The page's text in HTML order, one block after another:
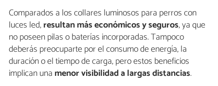
Comparados a los collares luminosos para perros con
luces led,resultan más económicos y seguros, ya que
no poseen pilas o baterías incorporadas. Tampoco
deberás preocuparte por el consumo de energía, la
duración o el tiempo de carga, pero estos beneficios
implican una menor visibilidad a largas distancias.